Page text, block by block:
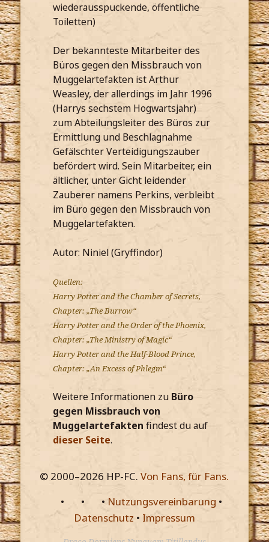
wiederausspuckende, öffentliche
Toiletten)
Der bekannteste Mitarbeiter des
Büros gegen den Missbrauch von
Muggelartefakten ist Arthur
Weasley, der allerdings im Jahr 1996
(Harrys sechstem Hogwartsjahr)
zum Abteilungsleiter des Büros zur
Ermittlung und Beschlagnahme
Gefälschter Verteidigungszauber
befördert wird. Sein Mitarbeiter, ein
ältlicher, unter Gicht leidender
Zauberer namens Perkins, verbleibt
im Büro gegen den Missbrauch von
Muggelartefakten.
Autor: Niniel (Gryffindor)
Quellen:
Harry Potter and the Chamber of Secrets,
Chapter: „The Burrow“
Harry Potter and the Order of the Phoenix,
Chapter: „The Ministry of Magic“
Harry Potter and the Half-Blood Prince,
Chapter: „An Excess of Phlegm“
Weitere Informationen zu Büro
gegen Missbrauch von
Muggelartefakten findest du auf
dieser Seite.
© 2000–2026 HP-FC.Von Fans, für Fans.
•
• • Nutzungsvereinbarung •
Datenschutz • Impressum